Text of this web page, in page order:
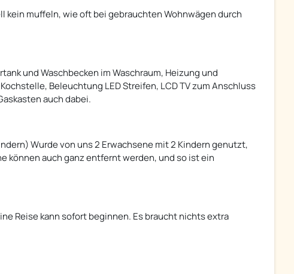
muffeln, wie oft bei gebrauchten Wohnwägen durch
und Waschbecken im Waschraum, Heizung und
Beleuchtung LED Streifen, LCD TV zum Anschluss
auch dabei.
Wurde von uns 2 Erwachsene mit 2 Kindern genutzt,
können auch ganz entfernt werden, und so ist ein
Reise kann sofort beginnen. Es braucht nichts extra